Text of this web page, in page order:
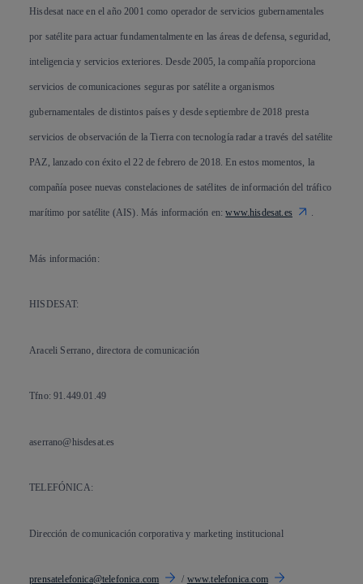
Hisdesat nace en el año 2001 como operador de servicios gubernamentales
por satélite para actuar fundamentalmente en las áreas de defensa, seguridad,
inteligencia y servicios exteriores. Desde 2005, la compañía proporciona
servicios de comunicaciones seguras por satélite a organismos
gubernamentales de distintos países y desde septiembre de 2018 presta
servicios de observación de la Tierra con tecnología radar a través del satélite
PAZ, lanzado con éxito el 22 de febrero de 2018. En estos momentos, la
compañía posee nuevas constelaciones de satélites de información del tráfico
marítimo por satélite (AIS). Más información en:www.hisdesat.es .
Más información:
HISDESAT:
Araceli Serrano, directora de comunicación
Tfno: 91.449.01.49
aserrano@hisdesat.es
TELEFÓNICA:
Dirección de comunicación corporativa y marketing institucional
prensatelefonica@telefonica.com / www.telefonica.com